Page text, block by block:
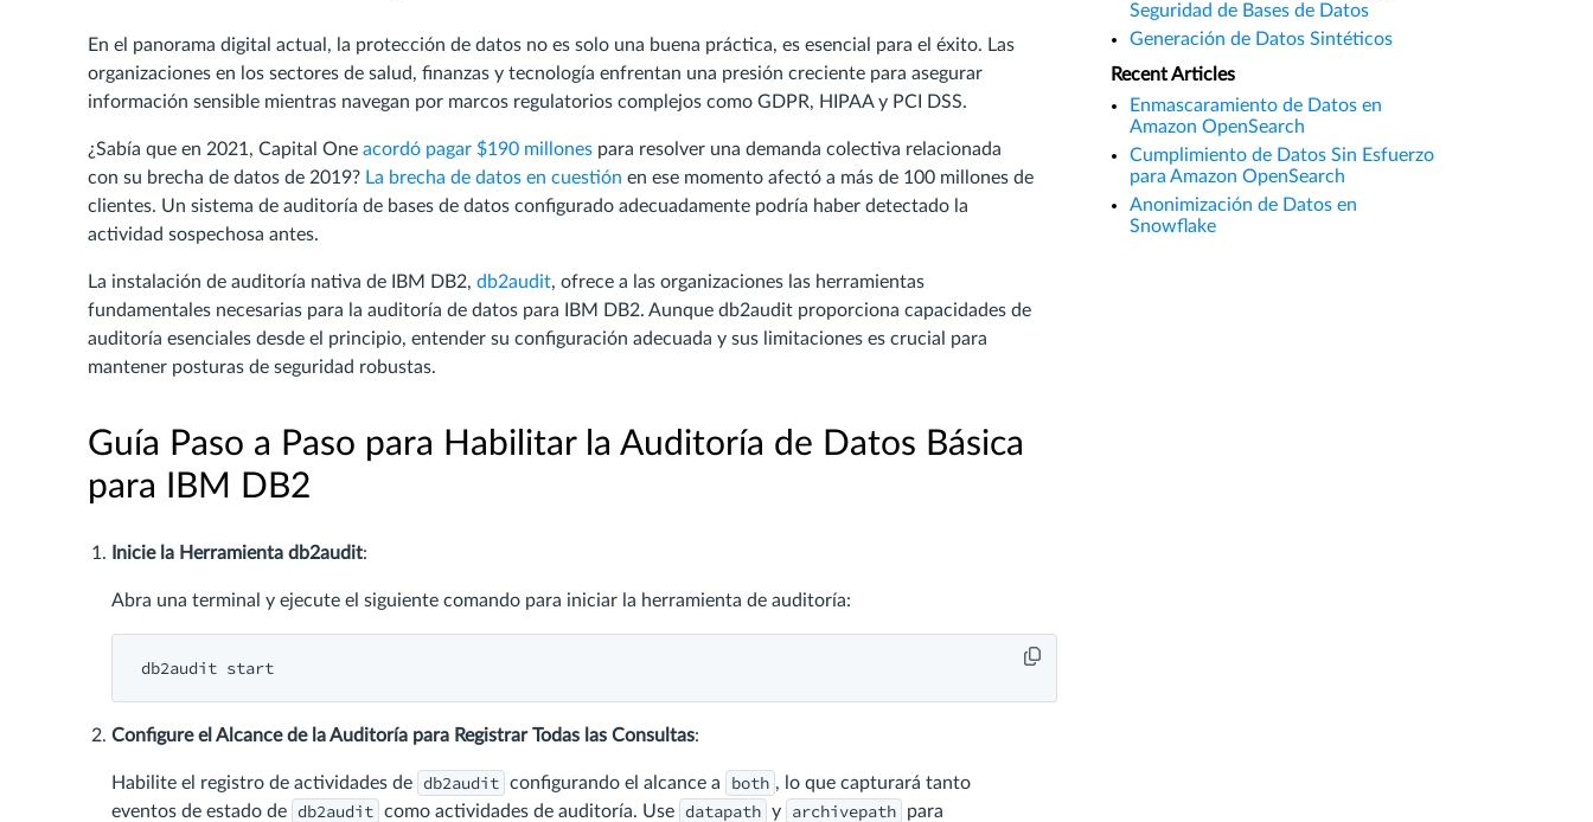
En el panorama digital actual, la protección de datos no es solo una buena práctica, es esencial para el éxito. Las
organizaciones en los sectores de salud, finanzas y tecnología enfrentan una presión creciente para asegurar
información sensible mientras navegan por marcos regulatorios complejos como GDPR, HIPAA y PCI DSS.
¿Sabía que en 2021, Capital One acordó pagar $190 millones para resolver una demanda colectiva relacionada
con su brecha de datos de 2019? La brecha de datos en cuestión en ese momento afectó a más de 100 millones de
clientes. Un sistema de auditoría de bases de datos configurado adecuadamente podría haber detectado la
actividad sospechosa antes.
La instalación de auditoría nativa de IBM DB2, db2audit, ofrece a las organizaciones las herramientas
fundamentales necesarias para la auditoría de datos para IBM DB2. Aunque db2audit proporciona capacidades de
auditoría esenciales desde el principio, entender su configuración adecuada y sus limitaciones es crucial para
mantener posturas de seguridad robustas.
Guía Paso a Paso para Habilitar la Auditoría de Datos Básica
para IBM DB2
Inicie la Herramienta db2audit:
Abra una terminal y ejecute el siguiente comando para iniciar la herramienta de auditoría:
db2audit start
Configure el Alcance de la Auditoría para Registrar Todas las Consultas:
Habilite el registro de actividades de db2audit configurando el alcance a both , lo que capturará tanto
eventos de estado de db2audit como actividades de auditoría. Use datapath y archivepath
para
Seguridad de Bases de Datos
Generación de Datos Sintéticos
Recent Articles
Enmascaramiento de Datos en
Amazon OpenSearch
Cumplimiento de Datos Sin Esfuerzo
para Amazon OpenSearch
Anonimización de Datos en
Snowflake